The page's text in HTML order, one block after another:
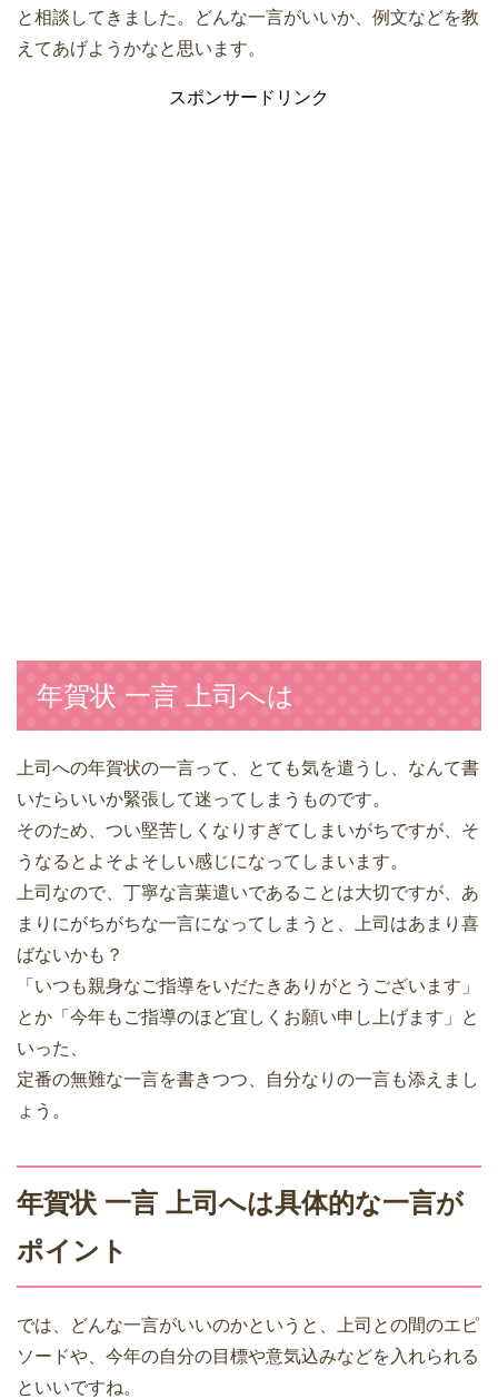
と相談してきました。どんな一言がいいか、例文などを教
えてあげようかなと思います。
スポンサードリンク
年賀状 一言 上司へは
上司への年賀状の一言って、とても気を遣うし、なんて書
いたらいいか緊張して迷ってしまうものです。
そのため、つい堅苦しくなりすぎてしまいがちですが、そ
うなるとよそよそしい感じになってしまいます。
上司なので、丁寧な言葉遣いであることは大切ですが、あ
まりにがちがちな一言になってしまうと、上司はあまり喜
ばないかも？
「いつも親身なご指導をいだたきありがとうございます」
とか「今年もご指導のほど宜しくお願い申し上げます」と
いった、
定番の無難な一言を書きつつ、自分なりの一言も添えまし
ょう。
年賀状 一言 上司へは具体的な一言が
ポイント
では、どんな一言がいいのかというと、上司との間のエピ
ソードや、今年の自分の目標や意気込みなどを入れられる
といいですね。